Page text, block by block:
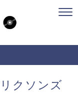
クソンズ